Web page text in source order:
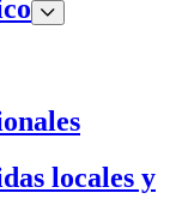
locales y